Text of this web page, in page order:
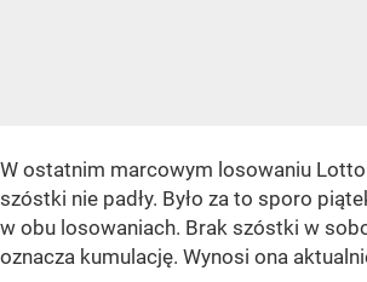
W ostatnim marcowym losowaniu
szóstki nie padły. Było za to sporo
w obu losowaniach. Brak szóstki w
oznacza kumulację. Wynosi ona